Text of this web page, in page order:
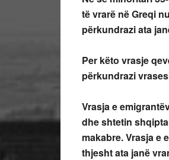
të vrarë në Greqi
përkundrazi ata
Per këto vrasje
përkundrazi
Vrasja e
dhe shtetin
makabre. Vrasja e
thjesht ata janë